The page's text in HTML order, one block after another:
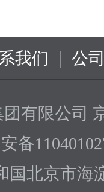
我们 | 公
有限公司
备
国北京市海